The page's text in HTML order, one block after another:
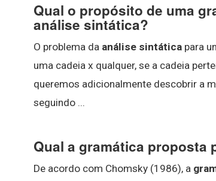
Qual o propósito de uma
análise sintática?
O problema da análise sintática para
uma cadeia x qualquer, se a cadeia
queremos adicionalmente descobrir a
seguindo ...
Qual a gramática proposta
De acordo com Chomsky (1986), a